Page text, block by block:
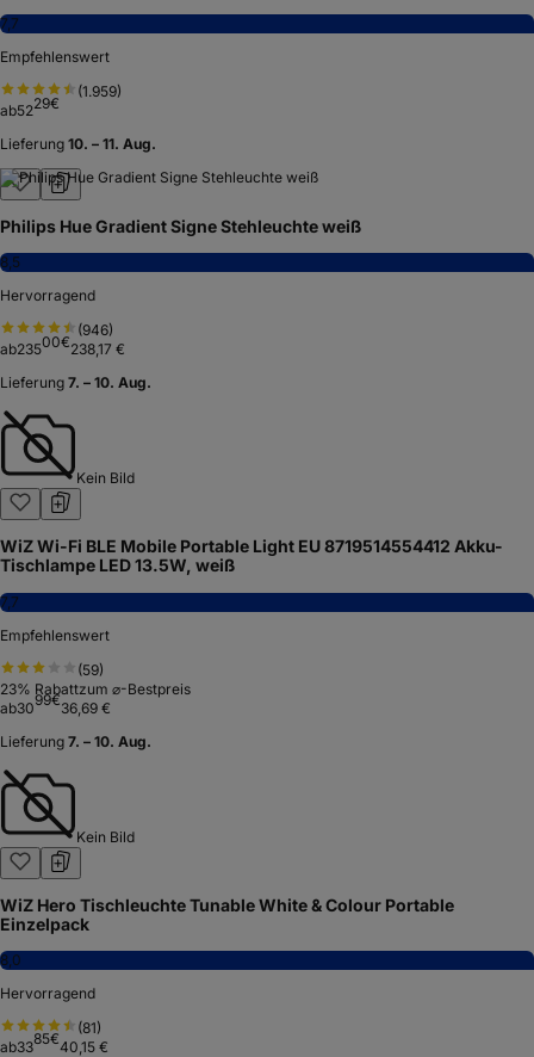
7,7
Empfehlenswert
(1.959)
ab5229€
Lieferung 10. – 11. Aug.
Philips Hue Gradient Signe Stehleuchte weiß
8,5
Hervorragend
(946)
ab23500€238,17 €
Lieferung 7. – 10. Aug.
Kein Bild
WiZ Wi-Fi BLE Mobile Portable Light EU 8719514554412 Akku-
Tischlampe LED 13.5W, weiß
7,7
Empfehlenswert
(59)
23% Rabattzum ⌀-Bestpreis
ab3099€36,69 €
Lieferung 7. – 10. Aug.
Kein Bild
WiZ Hero Tischleuchte Tunable White & Colour Portable
Einzelpack
8,0
Hervorragend
(81)
ab3385€40,15 €